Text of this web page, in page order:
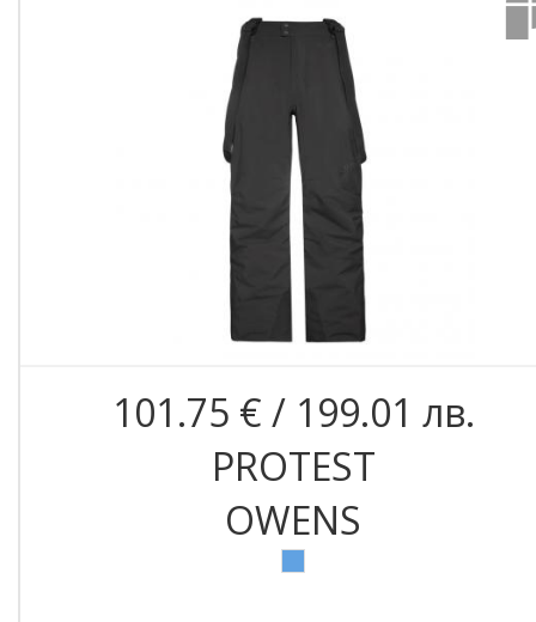
101.75 € / 199.01 лв.
PROTEST
OWENS